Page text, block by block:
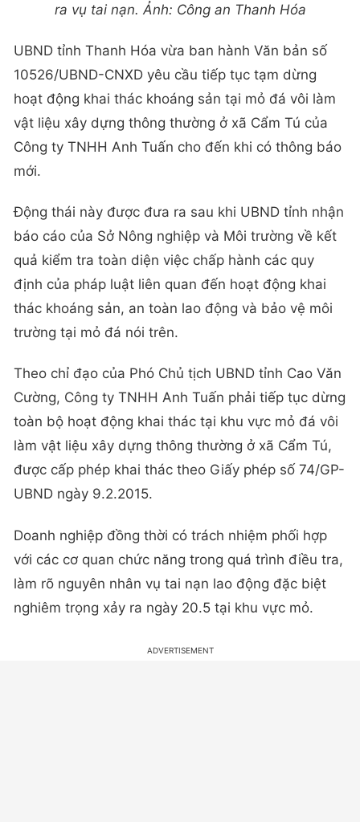
ra vụ tai nạn. Ảnh: Công an Thanh Hóa
UBND tỉnh Thanh Hóa vừa ban hành Văn bản số
10526/UBND-CNXD yêu cầu tiếp tục tạm dừng
hoạt động khai thác khoáng sản tại mỏ đá vôi làm
vật liệu xây dựng thông thường ở xã Cẩm Tú của
Công ty TNHH Anh Tuấn cho đến khi có thông báo
mới.
Động thái này được đưa ra sau khi UBND tỉnh nhận
báo cáo của Sở Nông nghiệp và Môi trường về kết
quả kiểm tra toàn diện việc chấp hành các quy
định của pháp luật liên quan đến hoạt động khai
thác khoáng sản, an toàn lao động và bảo vệ môi
trường tại mỏ đá nói trên.
Theo chỉ đạo của Phó Chủ tịch UBND tỉnh Cao Văn
Cường, Công ty TNHH Anh Tuấn phải tiếp tục dừng
toàn bộ hoạt động khai thác tại khu vực mỏ đá vôi
làm vật liệu xây dựng thông thường ở xã Cẩm Tú,
được cấp phép khai thác theo Giấy phép số 74/GP-
UBND ngày 9.2.2015.
Doanh nghiệp đồng thời có trách nhiệm phối hợp
với các cơ quan chức năng trong quá trình điều tra,
làm rõ nguyên nhân vụ tai nạn lao động đặc biệt
nghiêm trọng xảy ra ngày 20.5 tại khu vực mỏ.